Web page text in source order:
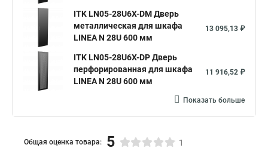
ITK LN05-28U6X-DM Дверь
металлическая для шкафа
LINEA N 28U 600 мм
13 095,13 ₽
ITK LN05-28U6X-DP Дверь
перфорированная для шкафа
LINEA N 28U 600 мм
11 916,52 ₽
Показать больше
Общая оценка товара: 5 1